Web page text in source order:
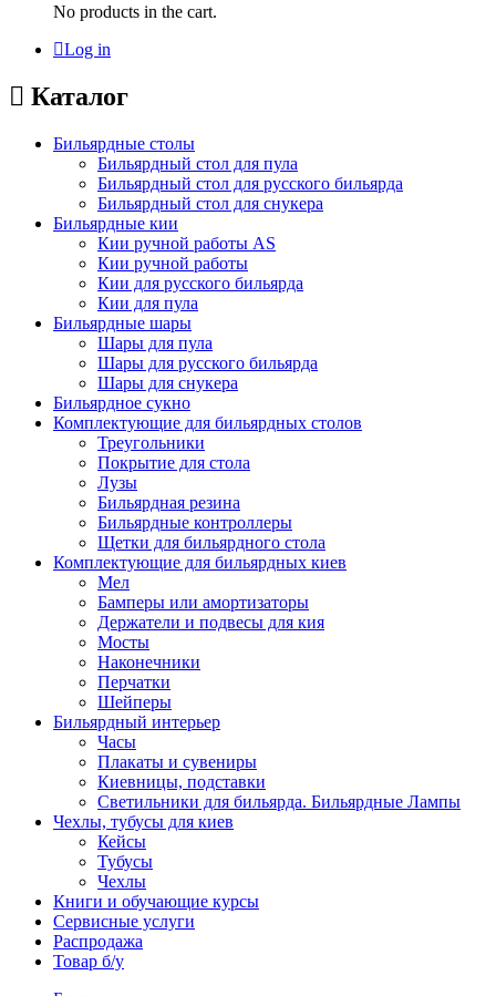
No products in the cart.
Log in
Каталог
Бильярдные столы
Бильярдный стол для пула
Бильярдный стол для русского бильярда
Бильярдный стол для снукера
Бильярдные кии
Кии ручной работы AS
Кии ручной работы
Кии для русского бильярда
Кии для пула
Бильярдные шары
Шары для пула
Шары для русского бильярда
Шары для снукера
Бильярдное сукно
Комплектующие для бильярдных столов
Треугольники
Покрытие для стола
Лузы
Бильярдная резина
Бильярдные контроллеры
Щетки для бильярдного стола
Комплектующие для бильярдных киев
Мел
Бамперы или амортизаторы
Держатели и подвесы для кия
Мосты
Наконечники
Перчатки
Шейперы
Бильярдный интерьер
Часы
Плакаты и сувениры
Киевницы, подставки
Светильники для бильярда. Бильярдные Лампы
Чехлы, тубусы для киев
Кейсы
Тубусы
Чехлы
Книги и обучающие курсы
Сервисные услуги
Распродажа
Товар б/у